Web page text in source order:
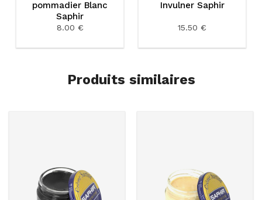
pommadier Blanc
Saphir
8.00 €
Invulner Saphir
15.50 €
Produits similaires